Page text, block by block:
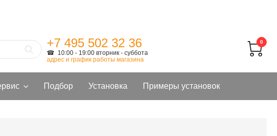
+7 495 502 32 36
☎ 10:00 - 19:00 вторник - суббота
адрес и график работы магазина
0
Подбор Установка Примеры установок